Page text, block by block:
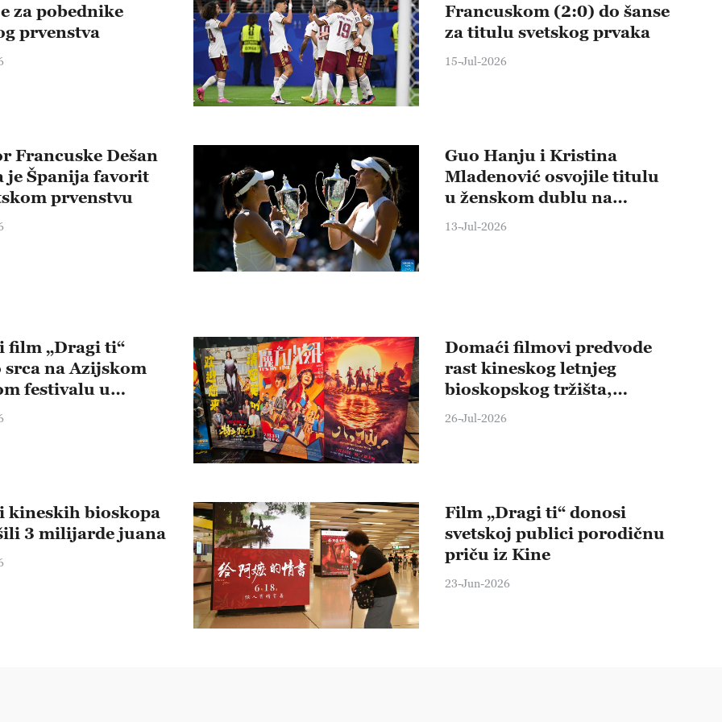
za pobednike
prvenstva
Francuskom (2:0) do šanse
za titulu svetskog prvaka
15-Jul-2026
Francuske Dešan
je Španija favorit
prvenstvu
Guo Hanju i Kristina
Mladenović osvojile titulu
u ženskom dublu na
Vimbldonu
13-Jul-2026
film „Dragi ti“
srca na Azijskom
festivalu u
Domaći filmovi predvode
rast kineskog letnjeg
bioskopskog tržišta,
prihodi premašili 812
26-Jul-2026
kineskih bioskopa
3 milijarde juana
Film „Dragi ti“ donosi
svetskoj publici porodičnu
priču iz Kine
23-Jun-2026